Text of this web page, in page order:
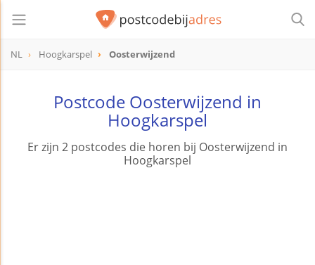
NL Hoogkarspel Oosterwijzend
Postcode Oosterwijzend in
Hoogkarspel
Er zijn 2 postcodes die horen bij Oosterwijzend in
Hoogkarspel